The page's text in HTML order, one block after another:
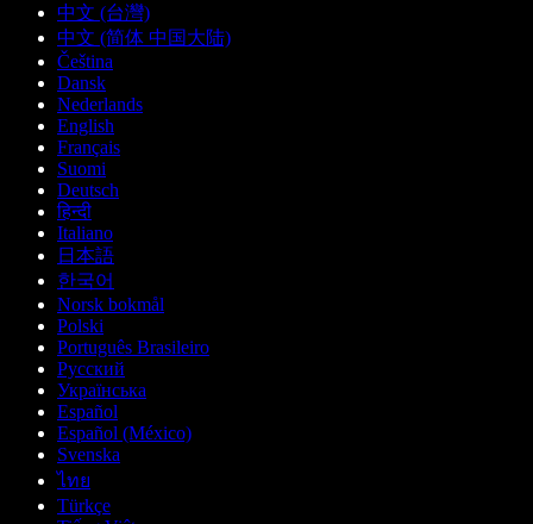
中文 (台灣)
中文 (简体 中国大陆)
Čeština
Dansk
Nederlands
English
Français
Suomi
Deutsch
हिन्दी
Italiano
日本語
한국어
Norsk bokmål
Polski
Português Brasileiro
Русский
Українська
Español
Español (México)
Svenska
ไทย
Türkçe